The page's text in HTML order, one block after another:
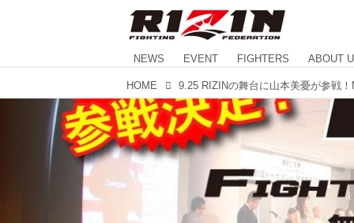
NEWS EVENT FIGHTERS ABOUT
HOME 9.25 RIZINの舞台に山本美憂が参戦